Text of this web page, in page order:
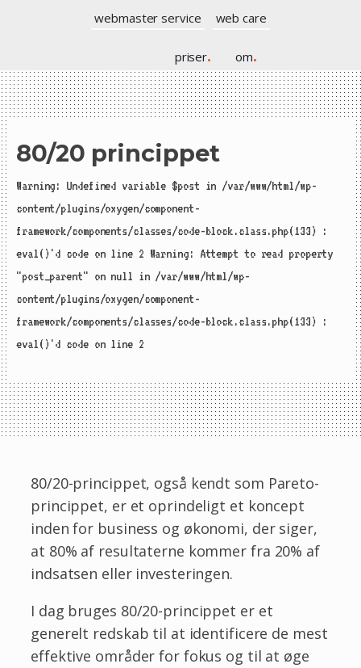
webmaster service web care
priser. om.
80/20 princippet
Warning: Undefined variable $post in /var/www/html/wp-
content/plugins/oxygen/component-
framework/components/classes/code-block.class.php(133) :
eval()'d code on line 2 Warning: Attempt to read property
"post_parent" on null in /var/www/html/wp-
content/plugins/oxygen/component-
framework/components/classes/code-block.class.php(133) :
eval()'d code on line 2
80/20-princippet, også kendt som Pareto-
princippet, er et oprindeligt et koncept
inden for business og økonomi, der siger,
at 80% af resultaterne kommer fra 20% af
indsatsen eller investeringen.
I dag bruges 80/20-princippet er et
generelt redskab til at identificere de mest
effektive områder for fokus og til at øge